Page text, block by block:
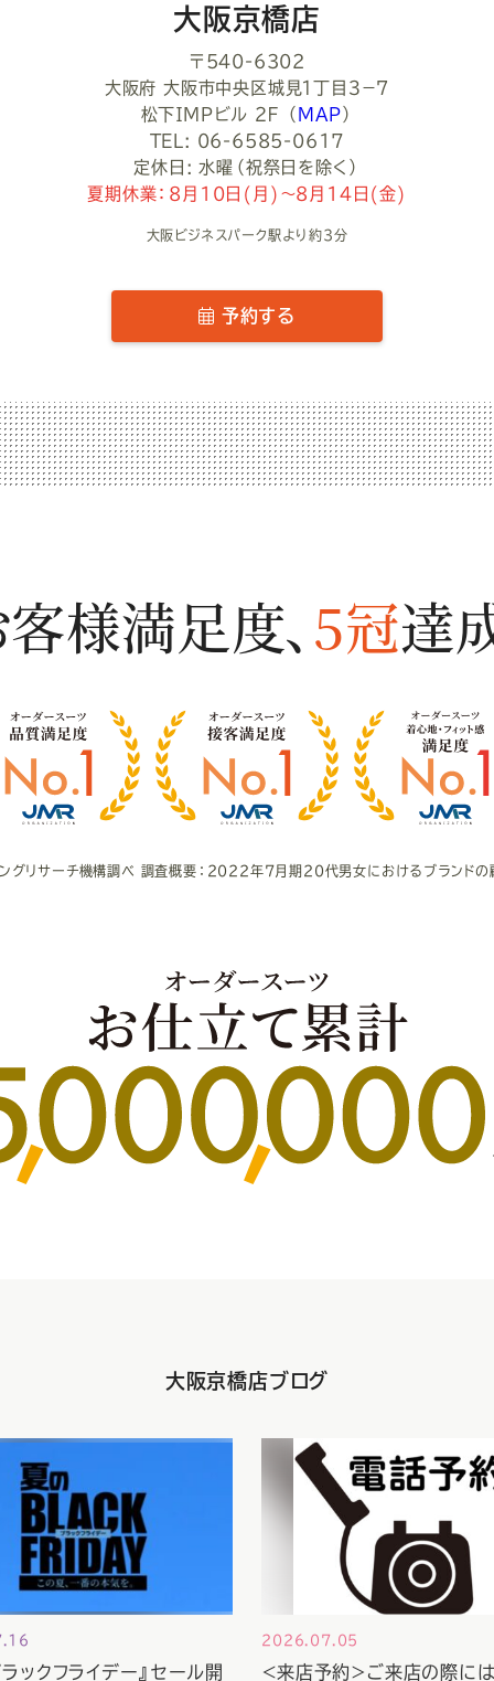
大阪京橋店
〒540-6302
大阪府 大阪市中央区城見１丁目３−７
松下ＩＭＰビル ２Ｆ
（ MAP ）
TEL: 06-6585-0617
定休日: 水曜（祝祭日を除く）
夏期休業：8月10日(月)～8月14日(金)
大阪ビジネスパーク駅より約3分
予約する
様満足度、5冠達
グリサーチ機構調べ 調査概要：2022年7月期20代男女における ブランド
大阪京橋店ブログ
ックフライデー』セール開
2026.07.05
＜来店予約＞ご来店の際に